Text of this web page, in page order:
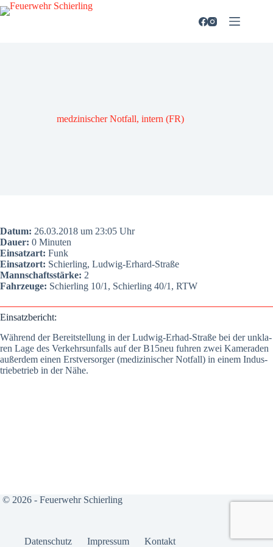
Zum
Inhalt
med­zi­ni­scher Not­fall, intern (FR)
Datum: 26.03.2018 um 23:05 Uhr
Dau­er: 0 Minu­ten
Ein­satz­art: Funk
Ein­satz­ort: Schier­ling, Lud­wig-Erhard-Stra­ße
Mann­schafts­stär­ke: 2
Fahr­zeu­ge: Schier­ling 10/1, Schier­ling 40/1, RTW
Ein­satz­be­richt:
Wäh­rend der Bereit­stel­lung in der Lud­wig-Erhad-Stra­ße bei der unkla­
ren Lage des Ver­kehrs­un­falls auf der B15neu fuh­ren zwei Kame­ra­den
außer­dem einen Erst­ver­sor­ger (medi­zi­ni­scher Not­fall) in einem Indus­
trie­be­trieb in der Nähe.
© 2026 - Feuerwehr Schierling
Daten­schutz Impres­sum Kon­takt